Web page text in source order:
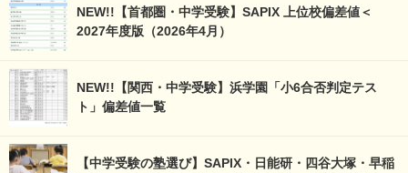
NEW!!【首都圏・中学受験】SAPIX 上位校偏差値＜
2027年度版（2026年4月）
NEW!!【関西・中学受験】浜学園「小6合否判定テス
ト」偏差値一覧
【中学受験の塾選び】SAPIX・日能研・四谷大塚・早稲